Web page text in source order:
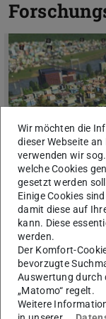
City Builder
Unser Lab befasst
Spielenden
Games können sie
zukünftige
Wir möchten die
dieser Webseite
verwenden wir
welche Cookies
gesetzt werden
Einige Cookies
damit diese auf
kann. Diese
werden.
Der Komfort-
bevorzugte
Auswertung durch
„Matomo“ regelt.
Weitere